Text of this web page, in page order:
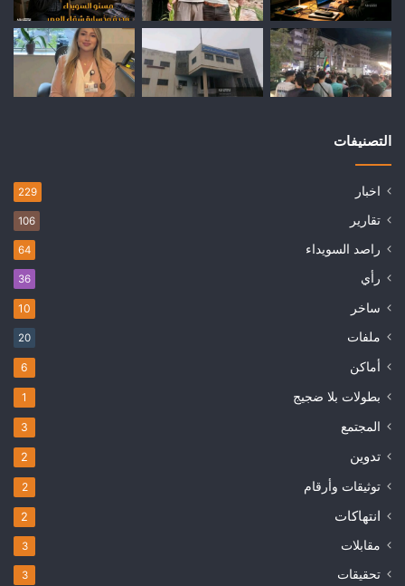
التصنيفات
اخبار 229
تقارير 106
راصد السويداء 64
رأي 36
ساخر 10
ملفات 20
أماكن 6
بطولات بلا ضجيج 1
المجتمع 3
تدوين 2
توثيقات وأرقام 2
انتهاكات 2
مقابلات 3
تحقيقات 3